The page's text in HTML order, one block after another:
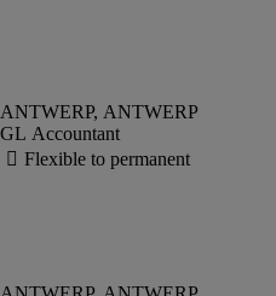
GL Accountant